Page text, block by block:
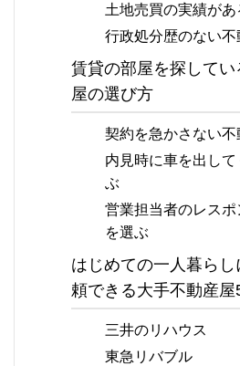
土地売買の実績が
行政処分歴のない
賃貸の部屋を探して
屋の選び方
契約を急かさない
内見時に車を出し
ぶ
営業担当者のレス
を選ぶ
はじめての一人暮ら
頼できる大手不動産屋
三井のリハウス
東急リバブル